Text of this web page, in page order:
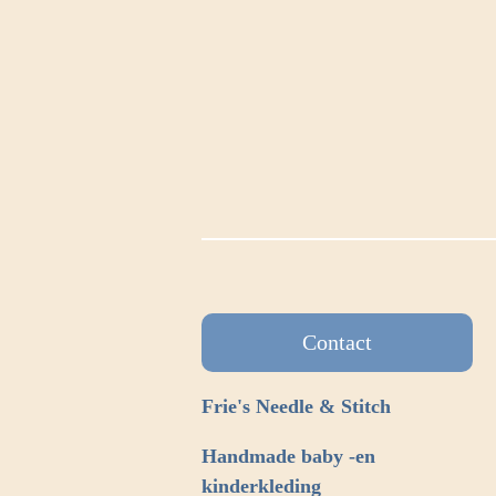
Contact
Frie's Needle & Stitch
Handmade baby -en
kinderkleding